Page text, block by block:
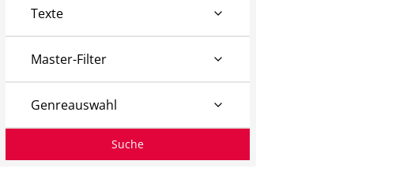
Texte
Master-Filter
Genreauswahl
Suche